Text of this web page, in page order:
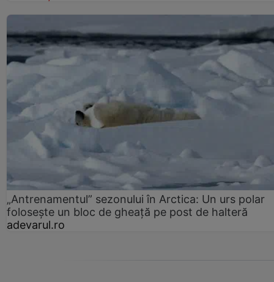
„Antrenamentul” sezonului în Arctica: Un urs polar
folosește un bloc de gheață pe post de halteră
adevarul.ro